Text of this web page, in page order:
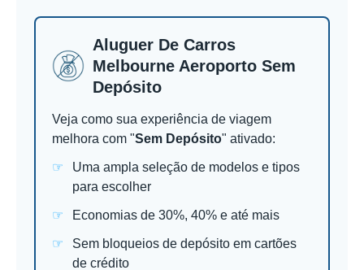
Aluguer De Carros
Melbourne Aeroporto Sem
Depósito
Veja como sua experiência de viagem
melhora com "Sem Depósito" ativado:
Uma ampla seleção de modelos e tipos
para escolher
Economias de 30%, 40% e até mais
Sem bloqueios de depósito em cartões
de crédito